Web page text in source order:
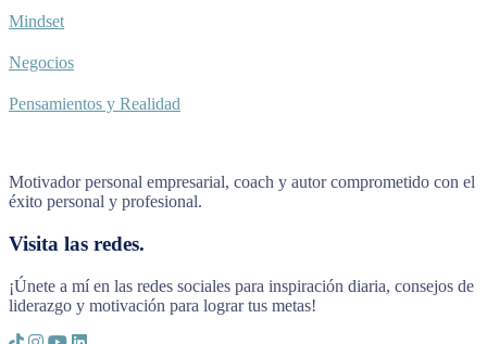
Mindset
Negocios
Pensamientos y Realidad
Motivador personal empresarial, coach y autor comprometido con el
éxito personal y profesional.
Visita las redes.
¡Únete a mí en las redes sociales para inspiración diaria, consejos de
liderazgo y motivación para lograr tus metas!